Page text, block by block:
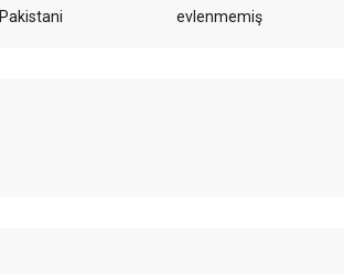
Pakistani evlenmemiş